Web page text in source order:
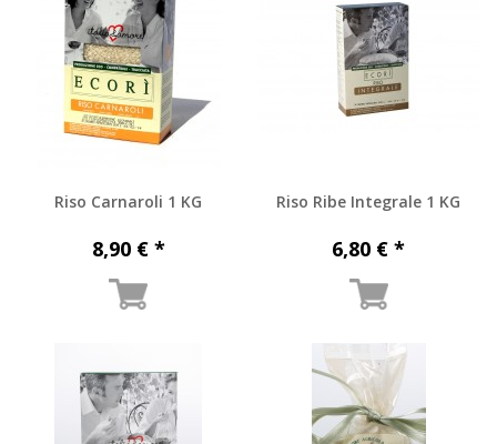
Riso Carnaroli 1 KG
8,90 € *
Riso Ribe Integrale 1 KG
6,80 € *